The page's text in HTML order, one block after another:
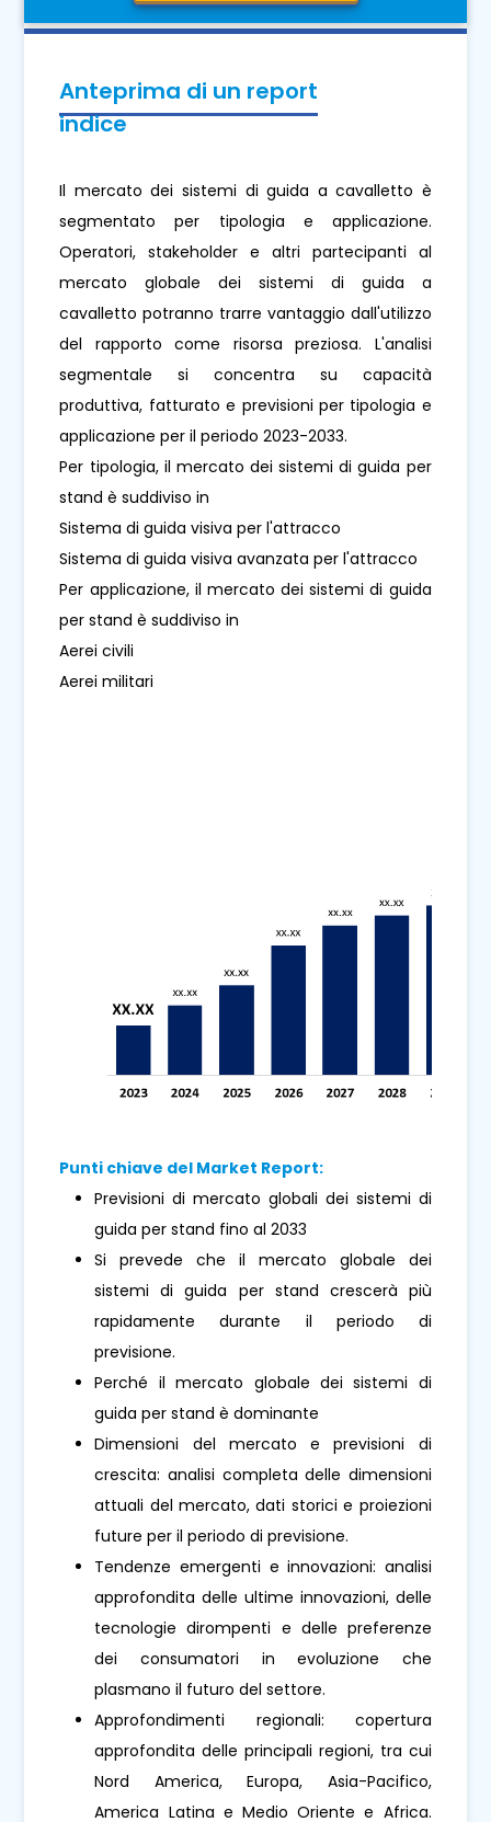
Anteprima di un report
indice
Il mercato dei sistemi di guida a cavalletto è
segmentato per tipologia e applicazione.
Operatori, stakeholder e altri partecipanti al
mercato globale dei sistemi di guida a
cavalletto potranno trarre vantaggio dall'utilizzo
del rapporto come risorsa preziosa. L'analisi
segmentale si concentra su capacità
produttiva, fatturato e previsioni per tipologia e
applicazione per il periodo 2023-2033.
Per tipologia, il mercato dei sistemi di guida per
stand è suddiviso in
Sistema di guida visiva per l'attracco
Sistema di guida visiva avanzata per l'attracco
Per applicazione, il mercato dei sistemi di guida
per stand è suddiviso in
Aerei civili
Aerei militari
Punti chiave del Market Report:
Previsioni di mercato globali dei sistemi di
guida per stand fino al 2033
Si prevede che il mercato globale dei
sistemi di guida per stand crescerà più
rapidamente durante il periodo di
previsione.
Perché il mercato globale dei sistemi di
guida per stand è dominante
Dimensioni del mercato e previsioni di
crescita: analisi completa delle dimensioni
attuali del mercato, dati storici e proiezioni
future per il periodo di previsione.
Tendenze emergenti e innovazioni: analisi
approfondita delle ultime innovazioni, delle
tecnologie dirompenti e delle preferenze
dei consumatori in evoluzione che
plasmano il futuro del settore.
Approfondimenti regionali: copertura
approfondita delle principali regioni, tra cui
Nord America, Europa, Asia-Pacifico,
America Latina e Medio Oriente e Africa.